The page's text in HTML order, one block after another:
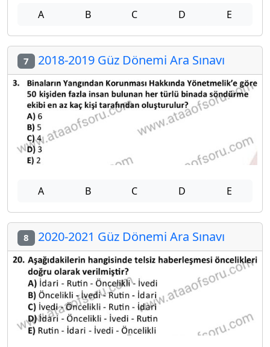
A B C D E
7 2018-2019 Güz Dönemi Ara Sınavı
A B C D E
8 2020-2021 Güz Dönemi Ara Sınavı